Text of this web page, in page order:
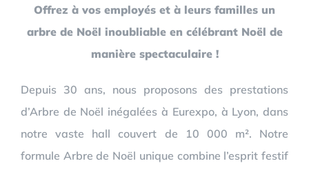
Offrez à vos employés et à leurs familles un
arbre de Noël inoubliable en célébrant Noël de
manière spectaculaire !
Depuis 30 ans, nous proposons des prestations
d’Arbre de Noël inégalées à Eurexpo, à Lyon, dans
notre vaste hall couvert de 10 000 m². Notre
formule Arbre de Noël unique combine l’esprit festif